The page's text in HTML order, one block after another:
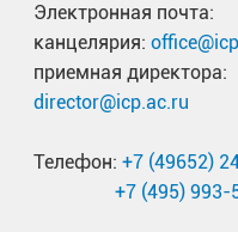
Электронная почта:
канцелярия:
приемная директора:
director@icp.ac.ru
Телефон: +7 (49652)
+7 (495) 993-